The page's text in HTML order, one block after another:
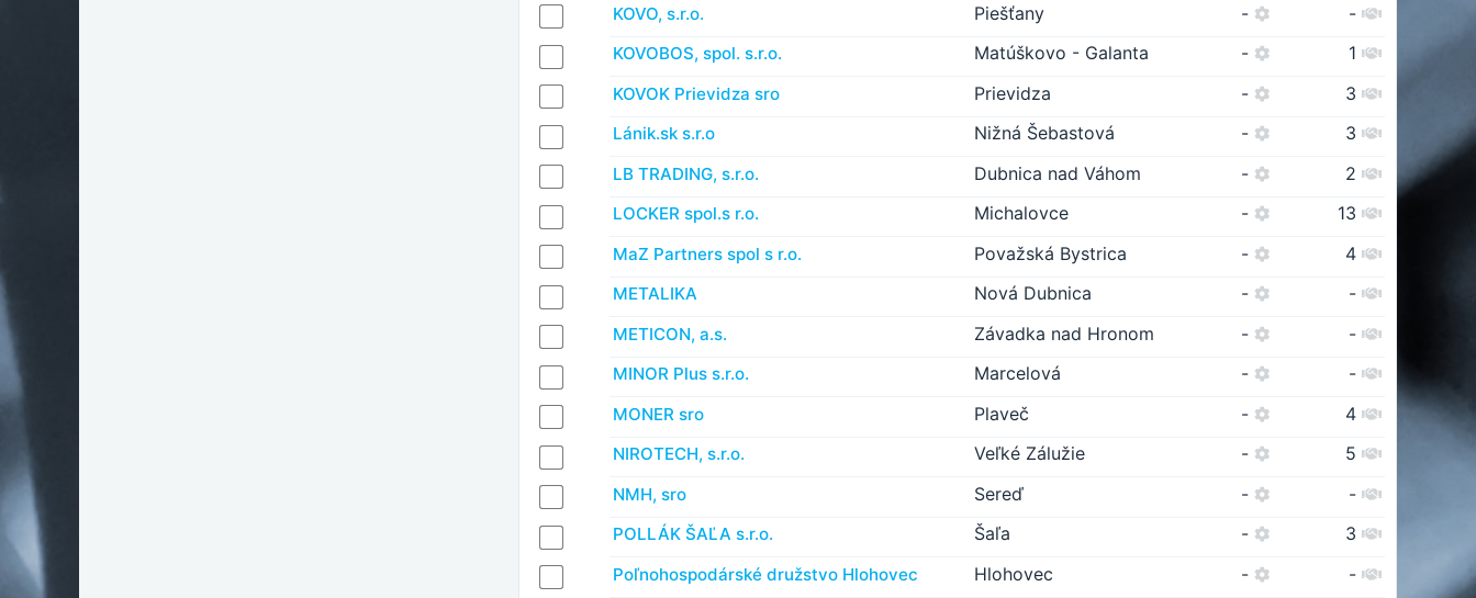
KOVO, s.r.o. Piešťany - -
KOVOBOS, spol. s.r.o. Matúškovo - Galanta - 1
KOVOK Prievidza sro Prievidza - 3
Lánik.sk s.r.o Nižná Šebastová - 3
LB TRADING, s.r.o. Dubnica nad Váhom - 2
LOCKER spol.s r.o. Michalovce - 13
MaZ Partners spol s r.o. Považská Bystrica - 4
METALIKA Nová Dubnica - -
METICON, a.s. Závadka nad Hronom - -
MINOR Plus s.r.o. Marcelová - -
MONER sro Plaveč - 4
NIROTECH, s.r.o. Veľké Zálužie - 5
NMH, sro Sereď - -
POLLÁK ŠAĽA s.r.o. Šaľa - 3
Poľnohospodárské družstvo Hlohovec Hlohovec - -